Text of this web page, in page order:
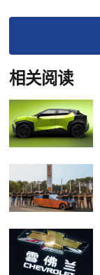
相关阅读